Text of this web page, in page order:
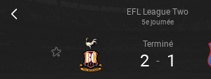
EFL League Two
5e journée
Terminé
2 - 1